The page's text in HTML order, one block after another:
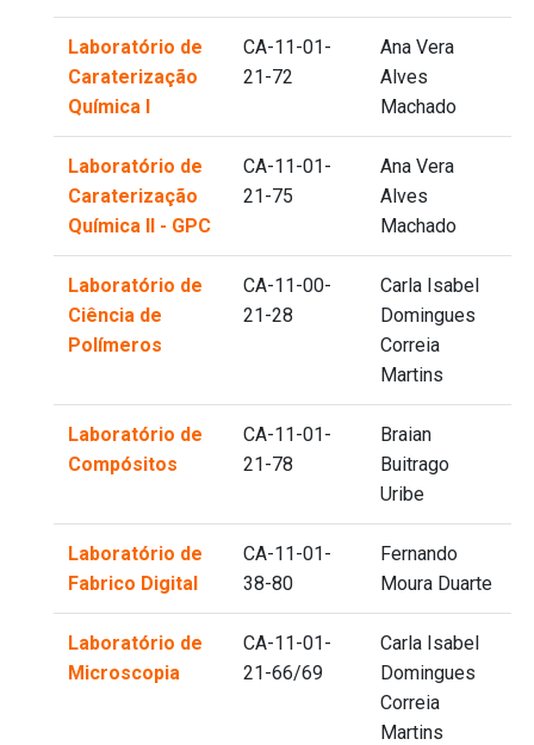
Laboratório de
Caraterização
Química I
CA-11-01-
21-72
Ana Vera
Alves
Machado
Laboratório de
Caraterização
Química II - GPC
CA-11-01-
21-75
Ana Vera
Alves
Machado
Laboratório de
Ciência de
Polímeros
CA-11-00-
21-28
Carla Isabel
Domingues
Correia
Martins
Laboratório de
Compósitos
CA-11-01-
21-78
Braian
Buitrago
Uribe
Laboratório de
Fabrico Digital
CA-11-01-
38-80
Fernando
Moura Duarte
Laboratório de
Microscopia
CA-11-01-
21-66/69
Carla Isabel
Domingues
Correia
Martins